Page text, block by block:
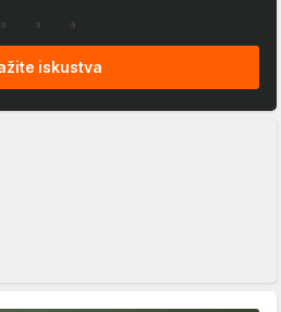
iskustva